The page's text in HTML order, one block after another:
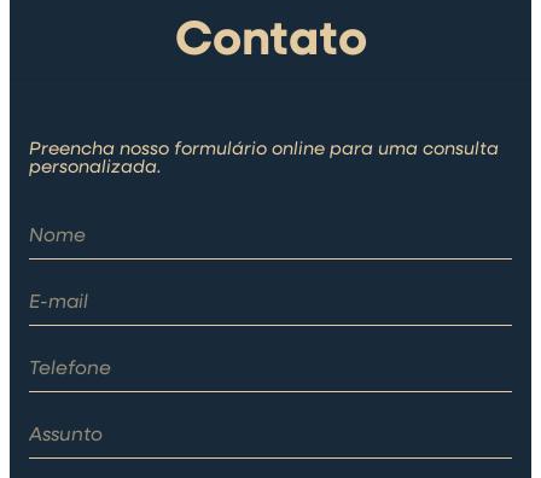
Contato
Preencha nosso formulário online para uma consulta
personalizada.